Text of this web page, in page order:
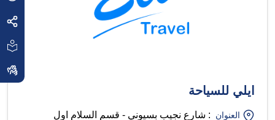
ايلي للسياحة
العنوان : شارع نجيب بسيوني - قسم السلام اول